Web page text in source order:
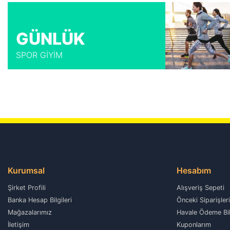
2 x
3
GÜNLÜK
SPOR GİYİM
Kurumsal
Şirket Profili
Banka Hesap Bilgileri
Mağazalarımız
İletişim
Hesabım
Alışveriş Sepeti
Önceki
Havale Ödeme
Kuponlarım